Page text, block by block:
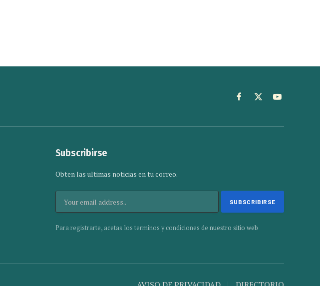
Facebook
X
YouTube
Subscribirse
Obten las ultimas noticias en tu correo.
Para registrarte, acetas los terminos y condiciones de nuestro sitio web